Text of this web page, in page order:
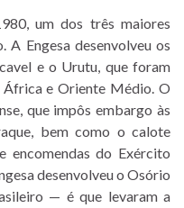
um dos três maiores
A Engesa desenvolveu os
e o Urutu, que foram
e Oriente Médio. O
que impôs embargo às
bem como o calote
encomendas do Exército
desenvolveu o Osório
— é que levaram a